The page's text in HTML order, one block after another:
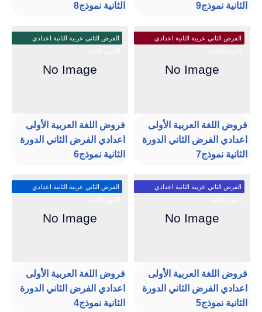
الثانية نموذج9
الثانية نموذج8
الفرض الثاني عربية الثانية اعدادي
فروض اللغة العربية الأولى
اعدادي الفرض الثاني الدورة
الثانية نموذج7
الفرض الثاني عربية الثانية اعدادي
فروض اللغة العربية الأولى
اعدادي الفرض الثاني الدورة
الثانية نموذج6
الفرض الثاني عربية الثانية اعدادي
فروض اللغة العربية الأولى
اعدادي الفرض الثاني الدورة
الثانية نموذج5
الفرض الثاني عربية الثانية اعدادي
فروض اللغة العربية الأولى
اعدادي الفرض الثاني الدورة
الثانية نموذج4